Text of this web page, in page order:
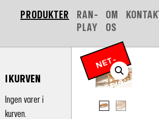
PRODUKTER
RAN-
PLAY
OM
OS
KONTAKT
I KURVEN
Ingen varer i
kurven.
N
E
T
-
P
RI
S